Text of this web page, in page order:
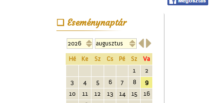
Eseménynaptár

Hé Ke Sz Cs Pé Sz
Va
1
2
3
4 5 6 7 8
9
10
11 12 13 14 15
16